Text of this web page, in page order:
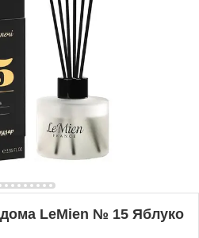
LeMien № 15 Яблуко